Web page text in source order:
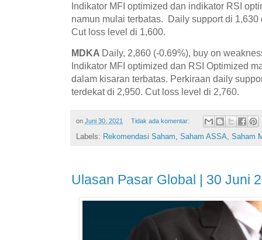
Indikator MFI optimized dan indikator RSI
namun mulai terbatas. Daily support di
Cut loss level di 1,600.
MDKA Daily, 2,860 (-0.69%), buy on
Indikator MFI optimized dan RSI Optimized
dalam kisaran terbatas. Perkiraan daily
terdekat di 2,950. Cut loss level di 2,760.
on Juni 30, 2021 Tidak ada komentar:
Labels: Rekomendasi Saham Saham ASSA Saham
Ulasan Pasar Global | 30 Juni